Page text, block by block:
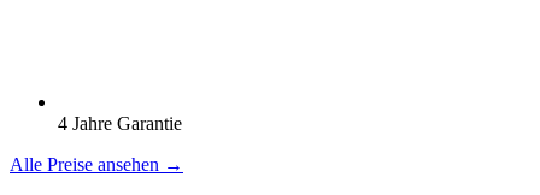
4 Jahre Garantie
Alle Preise ansehen →